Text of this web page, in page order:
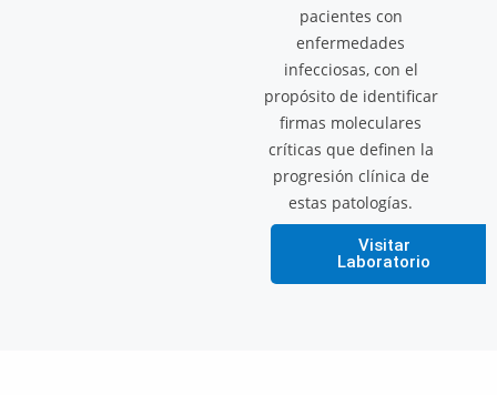
vanguardia.
Visitar
Laboratorio